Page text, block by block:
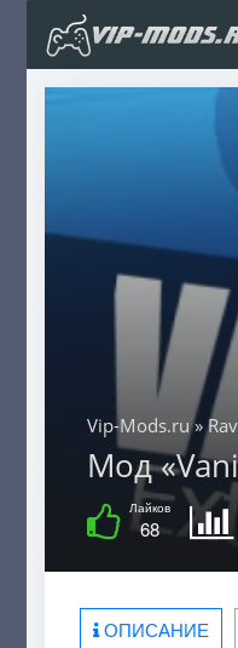
Vip-Mods.ru»
Мод
Лайков
68
ОПИСАНИЕ